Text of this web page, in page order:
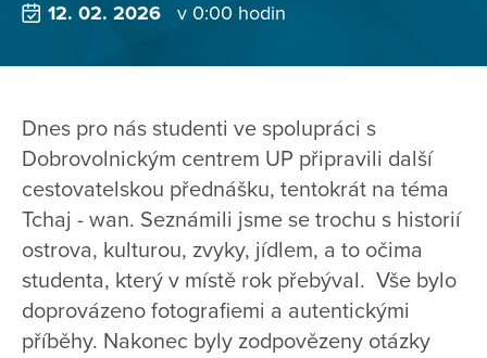
12. 02. 2026 v 0:00 hodin
Dnes pro nás studenti ve spolupráci s
Dobrovolnickým centrem UP připravili další
cestovatelskou přednášku, tentokrát na téma
Tchaj - wan. Seznámili jsme se trochu s historií
ostrova, kulturou, zvyky, jídlem, a to očima
studenta, který v místě rok přebýval. Vše bylo
doprovázeno fotografiemi a autentickými
příběhy. Nakonec byly zodpovězeny otázky